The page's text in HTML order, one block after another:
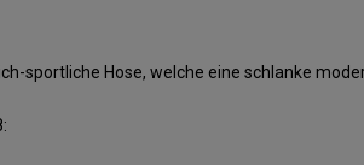
sportliche Hose, welche eine schlanke